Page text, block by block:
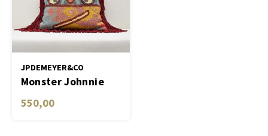
JPDEMEYER&CO
Monster Johnnie
550,00